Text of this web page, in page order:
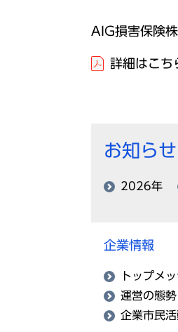
AIG損害保険
詳細はこ
お知らせ
2026年
企業情報
トップメ
運営の態勢
企業市民活